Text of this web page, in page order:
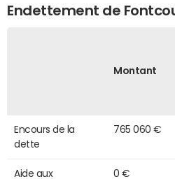
Endettement de
Montant
Encours de la
dette
765 060 €
Aide aux
0 €